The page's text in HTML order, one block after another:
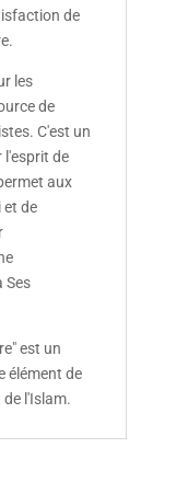
de
les
de
C'est un
l'esprit de
aux
et de
Ses
est un
élément de
l'Islam.